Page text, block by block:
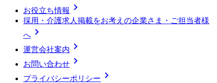
お役立ち情報 
採用・介護求人掲載をお考えの企業さま・ご担当者様
へ 
運営会社案内 
お問い合わせ 
プライバシーポリシー 